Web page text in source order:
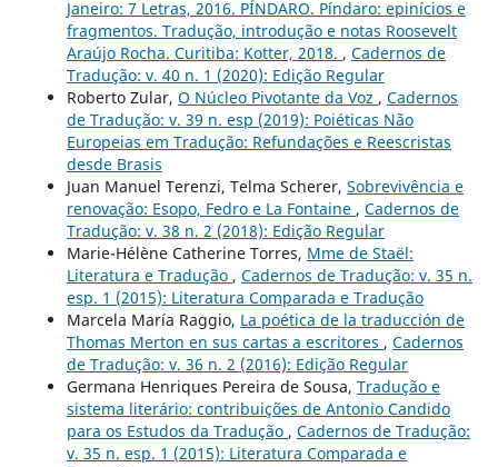
Janeiro: 7 Letras, 2016. PÍNDARO. Píndaro: epinícios e
fragmentos. Tradução, introdução e notas Roosevelt
Araújo Rocha. Curitiba: Kotter, 2018. , Cadernos de
Tradução: v. 40 n. 1 (2020): Edição Regular
Roberto Zular, O Núcleo Pivotante da Voz , Cadernos
de Tradução: v. 39 n. esp (2019): Poiéticas Não
Europeias em Tradução: Refundações e Reescristas
desde Brasis
Juan Manuel Terenzi, Telma Scherer, Sobrevivência e
renovação: Esopo, Fedro e La Fontaine , Cadernos de
Tradução: v. 38 n. 2 (2018): Edição Regular
Marie-Hélène Catherine Torres, Mme de Staël:
Literatura e Tradução , Cadernos de Tradução: v. 35 n.
esp. 1 (2015): Literatura Comparada e Tradução
Marcela María Raggio, La poética de la traducción de
Thomas Merton en sus cartas a escritores , Cadernos
de Tradução: v. 36 n. 2 (2016): Edição Regular
Germana Henriques Pereira de Sousa, Tradução e
sistema literário: contribuições de Antonio Candido
para os Estudos da Tradução , Cadernos de Tradução:
v. 35 n. esp. 1 (2015): Literatura Comparada e